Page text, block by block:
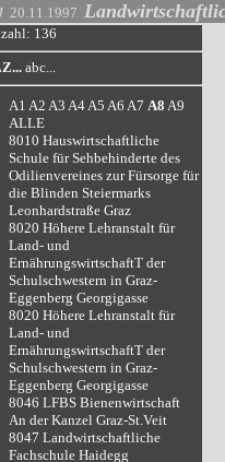
20.11.1997
136
abc...
A1 A2 A3 A4 A5 A6 A7 A8 A9
ALLE
8010 Hauswirtschaftliche
Schule für Sehbehinderte des
Odilienvereines zur Fürsorge für
die Blinden Steiermarks
Leonhardstraße Graz
8020 Höhere Lehranstalt für
Land- und
ErnährungswirtschaftT der
Schulschwestern in Graz-
Eggenberg Georgigasse
8020 Höhere Lehranstalt für
Land- und
ErnährungswirtschaftT der
Schulschwestern in Graz-
Eggenberg Georgigasse
8046 LFBS Bienenwirtschaft
An der Kanzel Graz-St.Veit
8047 Landwirtschaftliche
Fachschule Haidegg